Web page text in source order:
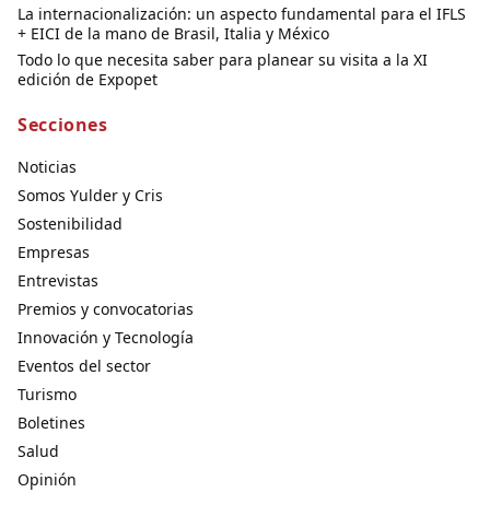
La internacionalización: un aspecto fundamental para el IFLS
+ EICI de la mano de Brasil, Italia y México
Todo lo que necesita saber para planear su visita a la XI
edición de Expopet
Secciones
Noticias
Somos Yulder y Cris
Sostenibilidad
Empresas
Entrevistas
Premios y convocatorias
Innovación y Tecnología
Eventos del sector
Turismo
Boletines
Salud
Opinión